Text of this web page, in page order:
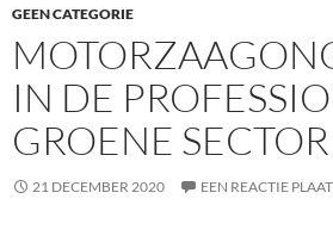
GEEN CATEGORIE
IN DE
GROENE SECTOR
21 DECEMBER 2020 EEN REACTIE